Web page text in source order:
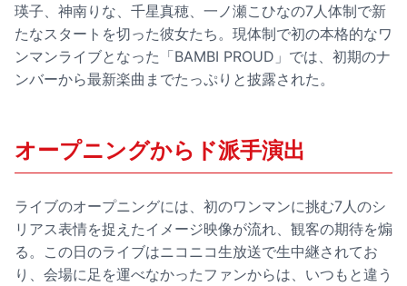
瑛子、神南りな、千星真穂、一ノ瀬こひなの7人体制で新
たなスタートを切った彼女たち。現体制で初の本格的なワ
ンマンライブとなった「BAMBI PROUD」では、初期のナ
ンバーから最新楽曲までたっぷりと披露された。
オープニングからド派手演出
ライブのオープニングには、初のワンマンに挑む7人のシ
リアス表情を捉えたイメージ映像が流れ、観客の期待を煽
る。この日のライブはニコニコ生放送で生中継されてお
り、会場に足を運べなかったファンからは、いつもと違う